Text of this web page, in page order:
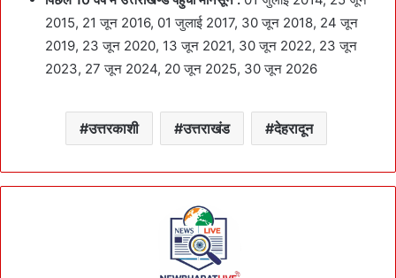
2015, 21 जून 2016, 01 जुलाई 2017, 30 जून 2018, 24 जून
2019, 23 जून 2020, 13 जून 2021, 30 जून 2022, 23 जून
2023, 27 जून 2024, 20 जून 2025, 30 जून 2026
उत्तरकाशी उत्तराखंड देहरादून